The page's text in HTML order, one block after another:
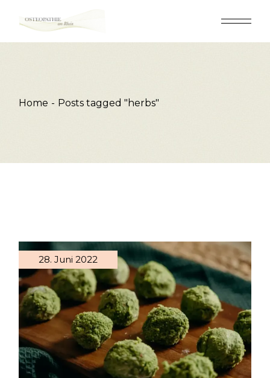
content
Home Posts tagged "herbs"
28. Juni 2022